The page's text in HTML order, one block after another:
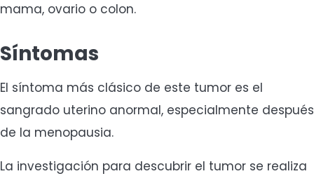
mama, ovario o colon.
Síntomas
El síntoma más clásico de este tumor es el
sangrado uterino anormal, especialmente después
de la menopausia.
La investigación para descubrir el tumor se realiza